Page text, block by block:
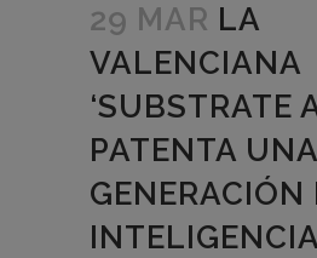
29 MAR LA
VALENCIANA
‘SUBSTRATE
PATENTA
GENERACIÓN
INTELIGENCIA